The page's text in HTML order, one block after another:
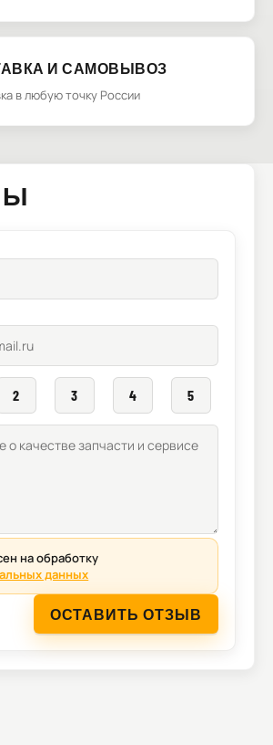
И САМОВЫВОЗ
в любую точку России
2 3 4 5
на обработку
данных
ОСТАВИТЬ ОТЗЫВ